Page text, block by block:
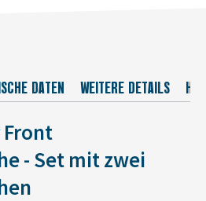
DATEN WEITERE DETAILS
Front
- Set mit zwei